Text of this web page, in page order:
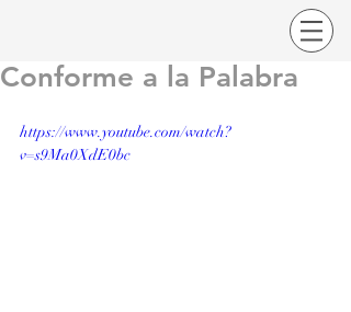
Conforme a la Palabra
https://www.youtube.com/watch?
v=s9Ma0XdE0bc